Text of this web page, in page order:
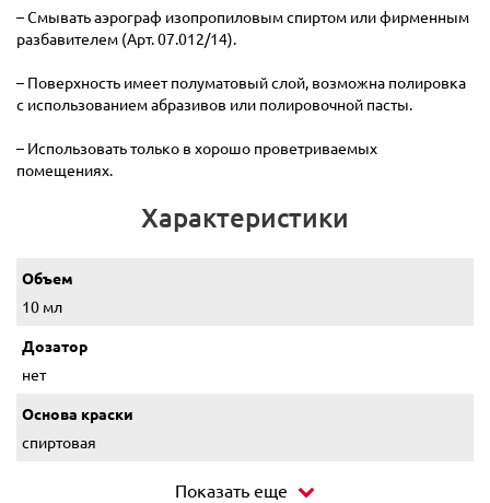
– Смывать аэрограф изопропиловым спиртом или фирменным
разбавителем (Арт. 07.012/14).
– Поверхность имеет полуматовый слой, возможна полировка
с использованием абразивов или полировочной пасты.
– Использовать только в хорошо проветриваемых
помещениях.
Характеристики
Объем
10 мл
Дозатор
нет
Основа краски
спиртовая
Показать еще